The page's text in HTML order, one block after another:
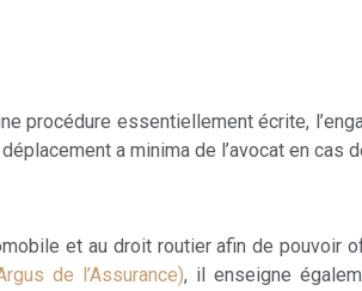
procédure essentiellement écrite,
a minima de l’avocat en cas
et au droit routier afin de pouvoir
de l’Assurance), il enseigne